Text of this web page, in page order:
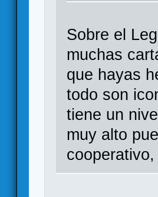
Sobre el
muchas
que hayas
todo son
tiene un
muy alto